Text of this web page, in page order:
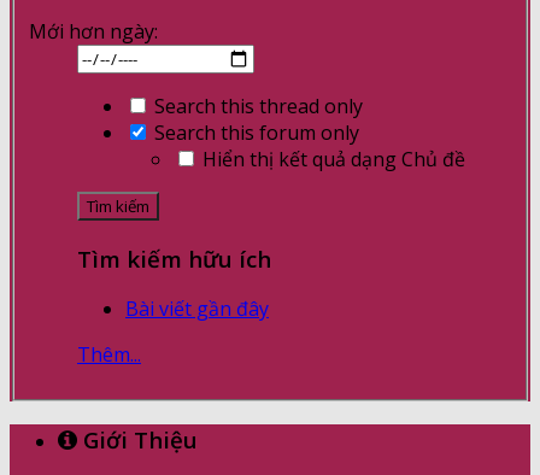
Mới hơn ngày:
Search this thread only
Search this forum only
Hiển thị kết quả dạng Chủ đề
Tìm kiếm hữu ích
Bài viết gần đây
Thêm...
Giới Thiệu